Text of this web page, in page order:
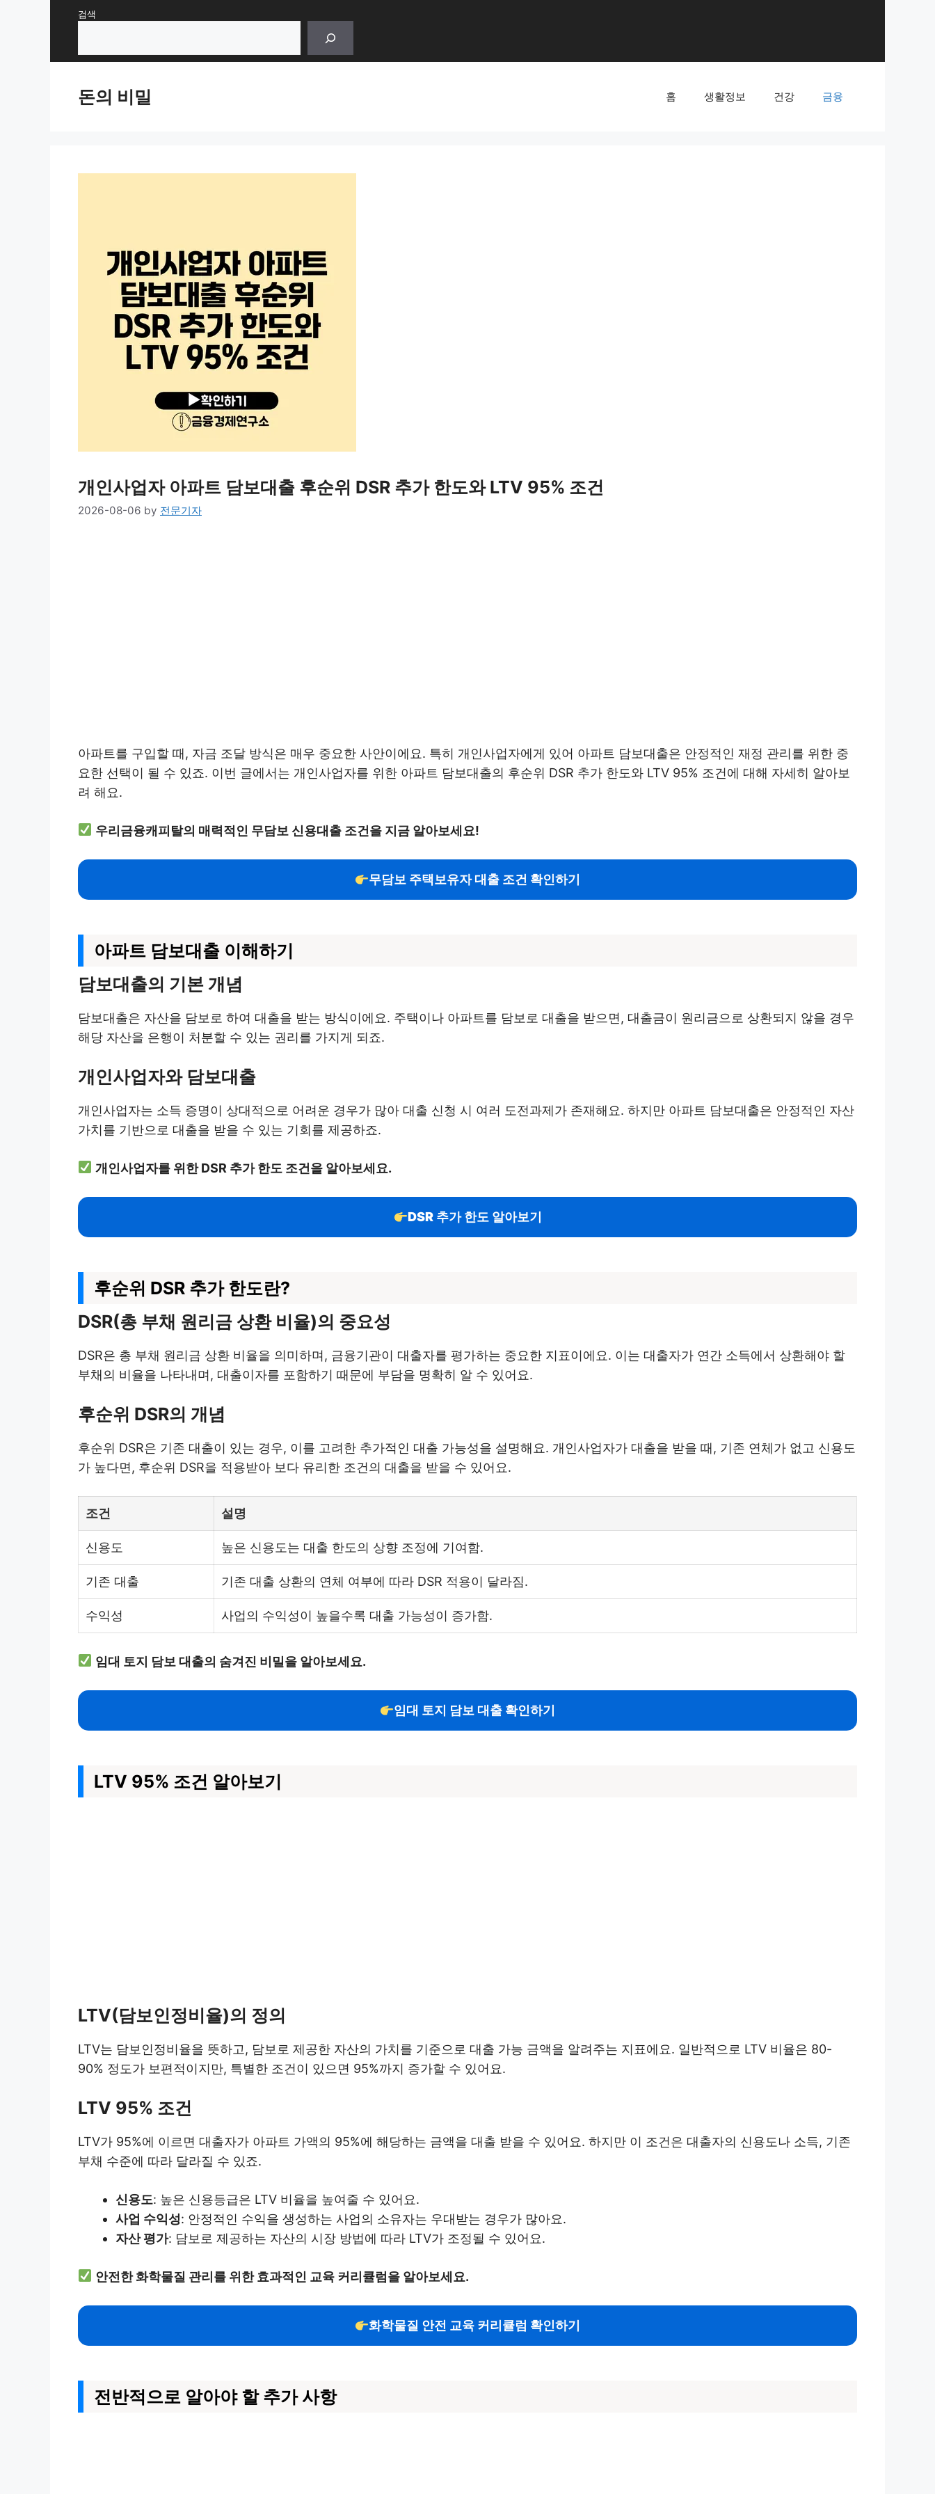
검색
돈의 비밀 홈 생활정보 건강 금융
개인사업자 아파트 담보대출 후순위 DSR 추가 한도와 LTV 95% 조건
2026-08-06 by 전문기자
아파트를 구입할 때, 자금 조달 방식은 매우 중요한 사안이에요. 특히 개인사업자에게 있어 아파트 담보대출은 안정적인 재정 관리를 위한 중
요한 선택이 될 수 있죠. 이번 글에서는 개인사업자를 위한 아파트 담보대출의 후순위 DSR 추가 한도와 LTV 95% 조건에 대해 자세히 알아보
려 해요.
우리금융캐피탈의 매력적인 무담보 신용대출 조건을 지금 알아보세요!
무담보 주택보유자 대출 조건 확인하기
아파트 담보대출 이해하기
담보대출의 기본 개념
담보대출은 자산을 담보로 하여 대출을 받는 방식이에요. 주택이나 아파트를 담보로 대출을 받으면, 대출금이 원리금으로 상환되지 않을 경우
해당 자산을 은행이 처분할 수 있는 권리를 가지게 되죠.
개인사업자와 담보대출
개인사업자는 소득 증명이 상대적으로 어려운 경우가 많아 대출 신청 시 여러 도전과제가 존재해요. 하지만 아파트 담보대출은 안정적인 자산
가치를 기반으로 대출을 받을 수 있는 기회를 제공하죠.
개인사업자를 위한 DSR 추가 한도 조건을 알아보세요.
DSR 추가 한도 알아보기
후순위 DSR 추가 한도란?
DSR(총 부채 원리금 상환 비율)의 중요성
DSR은 총 부채 원리금 상환 비율을 의미하며, 금융기관이 대출자를 평가하는 중요한 지표이에요. 이는 대출자가 연간 소득에서 상환해야 할
부채의 비율을 나타내며, 대출이자를 포함하기 때문에 부담을 명확히 알 수 있어요.
후순위 DSR의 개념
후순위 DSR은 기존 대출이 있는 경우, 이를 고려한 추가적인 대출 가능성을 설명해요. 개인사업자가 대출을 받을 때, 기존 연체가 없고 신용도
가 높다면, 후순위 DSR을 적용받아 보다 유리한 조건의 대출을 받을 수 있어요.
조건 설명
신용도 높은 신용도는 대출 한도의 상향 조정에 기여함.
기존 대출 기존 대출 상환의 연체 여부에 따라 DSR 적용이 달라짐.
수익성 사업의 수익성이 높을수록 대출 가능성이 증가함.
임대 토지 담보 대출의 숨겨진 비밀을 알아보세요.
임대 토지 담보 대출 확인하기
LTV 95% 조건 알아보기
LTV(담보인정비율)의 정의
LTV는 담보인정비율을 뜻하고, 담보로 제공한 자산의 가치를 기준으로 대출 가능 금액을 알려주는 지표에요. 일반적으로 LTV 비율은 80-
90% 정도가 보편적이지만, 특별한 조건이 있으면 95%까지 증가할 수 있어요.
LTV 95% 조건
LTV가 95%에 이르면 대출자가 아파트 가액의 95%에 해당하는 금액을 대출 받을 수 있어요. 하지만 이 조건은 대출자의 신용도나 소득, 기존
부채 수준에 따라 달라질 수 있죠.
신용도: 높은 신용등급은 LTV 비율을 높여줄 수 있어요.
사업 수익성: 안정적인 수익을 생성하는 사업의 소유자는 우대받는 경우가 많아요.
자산 평가: 담보로 제공하는 자산의 시장 방법에 따라 LTV가 조정될 수 있어요.
안전한 화학물질 관리를 위한 효과적인 교육 커리큘럼을 알아보세요.
화학물질 안전 교육 커리큘럼 확인하기
전반적으로 알아야 할 추가 사항